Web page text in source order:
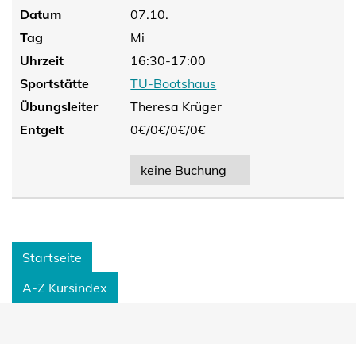
Datum
07.10.
Tag
Mi
Uhrzeit
16:30-17:00
Sportstätte
TU-Bootshaus
Übungsleiter
Theresa Krüger
Entgelt
0€/0€/0€/0€
keine Buchung
Startseite
A-Z Kursindex